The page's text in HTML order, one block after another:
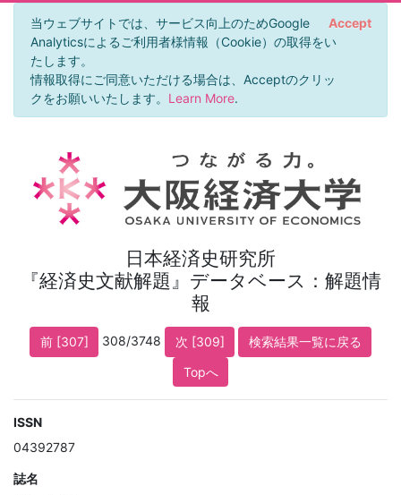
当ウェブサイトでは、サービス向上のためGoogle
Analyticsによるご利用者様情報（Cookie）の取得をい
たします。
情報取得にご同意いただける場合は、Acceptのクリッ
クをお願いいたします。 Learn More.
Accept
日本経済史研究所
『経済史文献解題』データベース：解題情
報
前 [307] 308/3748 次 [309]
検索結果一覧に戻る
Topへ
ISSN
04392787
誌名